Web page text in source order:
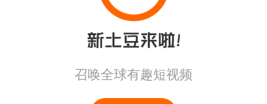
召唤全球有趣短视频